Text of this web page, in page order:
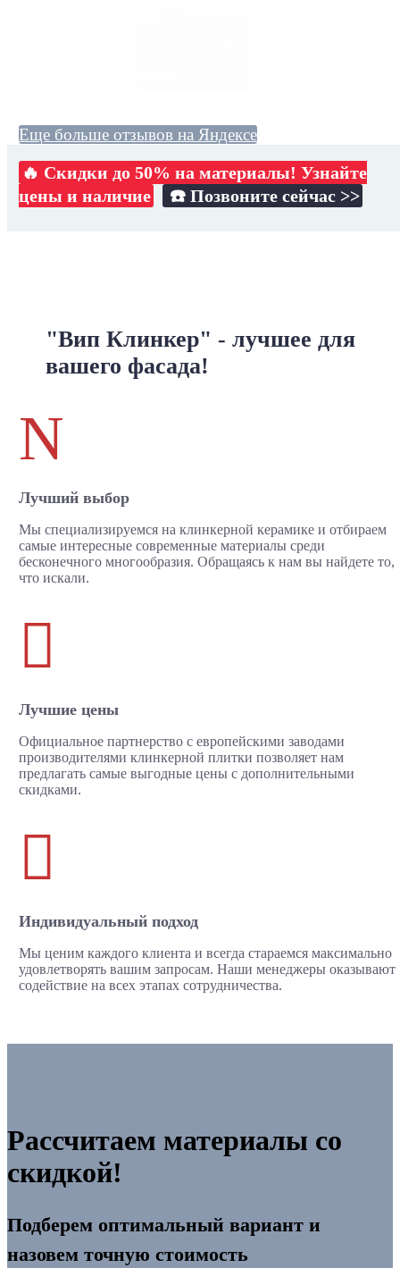
Еще больше отзывов на Яндексе
🔥 Скидки до 50% на материалы! Узнайте
цены и наличие
☎️ Позвоните сейчас >>
"Вип Клинкер" - лучшее для
вашего фасада!
N
Лучший выбор
Мы специализируемся на клинкерной керамике и отбираем
самые интересные современные материалы среди
бесконечного многообразия. Обращаясь к нам вы найдете то,
что искали.

Лучшие цены
Официальное партнерство с европейскими заводами
производителями клинкерной плитки позволяет нам
предлагать самые выгодные цены с дополнительными
скидками.

Индивидуальный подход
Мы ценим каждого клиента и всегда стараемся максимально
удовлетворять вашим запросам. Наши менеджеры оказывают
содействие на всех этапах сотрудничества.
Рассчитаем материалы со
скидкой!
Подберем оптимальный вариант и
назовем точную стоимость